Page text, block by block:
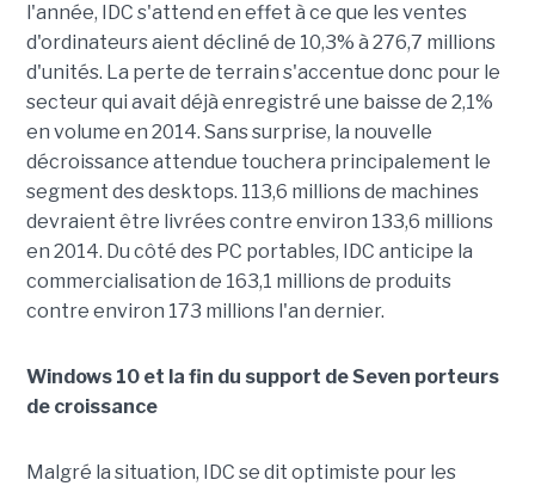
l'année, IDC s'attend en effet à ce que les ventes
d'ordinateurs aient décliné de 10,3% à 276,7 millions
d'unités. La perte de terrain s'accentue donc pour le
secteur qui avait déjà enregistré une baisse de 2,1%
en volume en 2014. Sans surprise, la nouvelle
décroissance attendue touchera principalement le
segment des desktops. 113,6 millions de machines
devraient être livrées contre environ 133,6 millions
en 2014. Du côté des PC portables, IDC anticipe la
commercialisation de 163,1 millions de produits
contre environ 173 millions l'an dernier.
Windows 10 et la fin du support de Seven porteurs
de croissance
Malgré la situation, IDC se dit optimiste pour les